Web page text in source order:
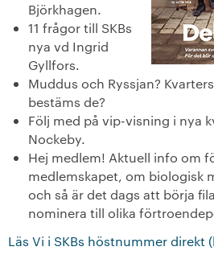
Björkhagen.
11 frågor till SKBs
nya vd Ingrid
Gyllfors.
Muddus och Ryssjan?
bestäms de?
Följ med på vip-visning i nya
Nockeby.
Hej medlem! Aktuell info om
medlemskapet, om biologisk
och så är det dags att börja
nominera till olika
Läs Vi i SKBs höstnummer direkt